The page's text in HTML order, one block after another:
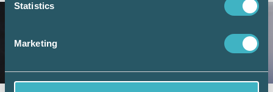
Statistics
Marketing